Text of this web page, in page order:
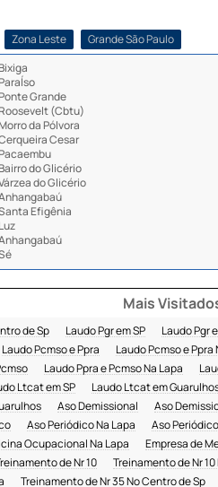
Zona Leste
Grande São Paulo
Bixiga
ParaÍso
Ponte Grande
Roosevelt (Cbtu)
Morro da Pólvora
Cesar
Pacaembu
Bairro do Glicério
do Glicério
Efigênia
Luz
Mais
de Sp Laudo Pgr em SP Laudo Pgr
Laudo Pcmso e Ppra Laudo Pcmso e Ppra
Laudo Ppra e Pcmso Na Lapa
Ltcat em SP Laudo Ltcat em
Aso Demissional Aso
Aso Periódico Na Lapa Aso
Ocupacional Na Lapa Empresa de
de Nr 10 Treinamento de Nr 10
Treinamento de Nr 35 No Centro de Sp